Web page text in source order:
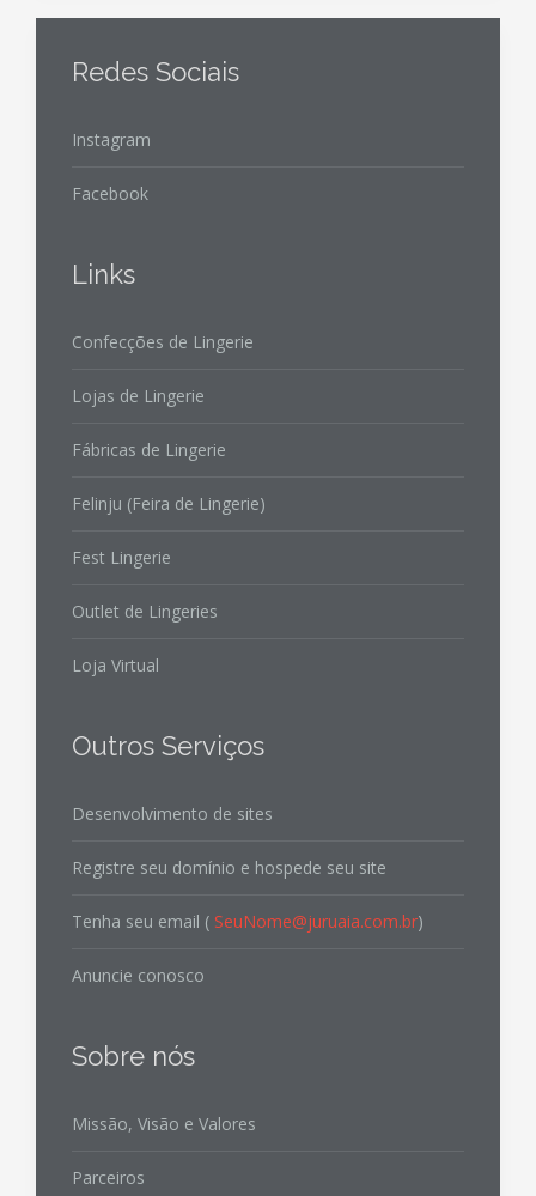
Redes Sociais
Instagram
Facebook
Links
Confecções de Lingerie
Lojas de Lingerie
Fábricas de Lingerie
Felinju (Feira de Lingerie)
Fest Lingerie
Outlet de Lingeries
Loja Virtual
Outros Serviços
Desenvolvimento de sites
Registre seu domínio e hospede seu site
Tenha seu email ( SeuNome@juruaia.com.br)
Anuncie conosco
Sobre nós
Missão, Visão e Valores
Parceiros